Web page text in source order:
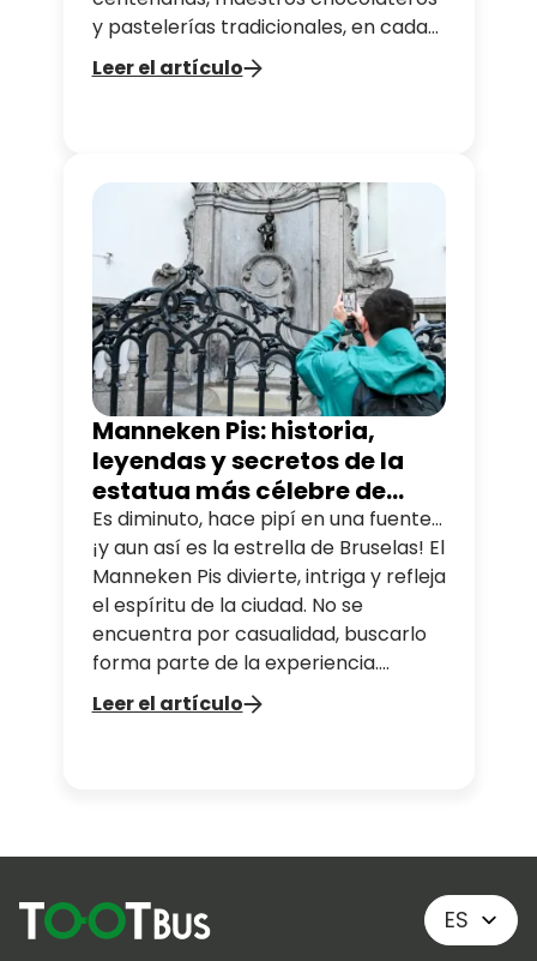
y pastelerías tradicionales, en cada
rincón de Bruselas se esconde alguna
joya imprescindible para los que
Leer el artículo
Manneken Pis: historia,
leyendas y secretos de la
estatua más célebre de
Bruselas
Es diminuto, hace pipí en una fuente…
¡y aun así es la estrella de Bruselas! El
Manneken Pis divierte, intriga y refleja
el espíritu de la ciudad. No se
encuentra por casualidad, buscarlo
forma parte de la experiencia.
¿Quién es este niño? ¿Por qué es tan
famoso? Y sobre todo, ¿por qué hace
Leer el artículo
ES